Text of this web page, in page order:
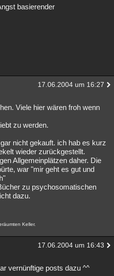
basierender
17.06.2004 um 16:27
Viele hier wären froh wenn
zu werden.
nicht gekauft. ich hab es kurz
wieder zurückgestellt.
Allgemeinplätzen daher. Die
war "mir geht es gut und
zu psychosomatischen
dazu.
Keller.
17.06.2004 um 16:43
vernünftige posts dazu ^^